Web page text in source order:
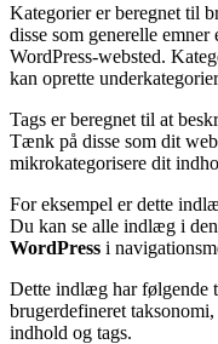
Kategorier er beregnet til
disse som generelle
WordPress-websted.
kan oprette
Tags er beregnet til at
Tænk på disse som dit
mikrokategorisere dit
For eksempel er dette
Du kan se alle indlæg i
WordPress i
Dette indlæg har følgende
brugerdefineret
indhold og tags.